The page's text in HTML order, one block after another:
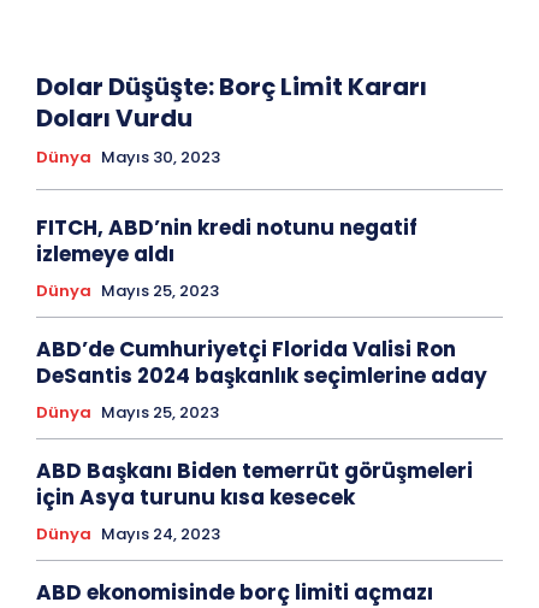
Dolar Düşüşte: Borç Limit Kararı
Doları Vurdu
Dünya Mayıs 30, 2023
FITCH, ABD’nin kredi notunu negatif
izlemeye aldı
Dünya Mayıs 25, 2023
ABD’de Cumhuriyetçi Florida Valisi Ron
DeSantis 2024 başkanlık seçimlerine aday
Dünya Mayıs 25, 2023
ABD Başkanı Biden temerrüt görüşmeleri
için Asya turunu kısa kesecek
Dünya Mayıs 24, 2023
ABD ekonomisinde borç limiti açmazı